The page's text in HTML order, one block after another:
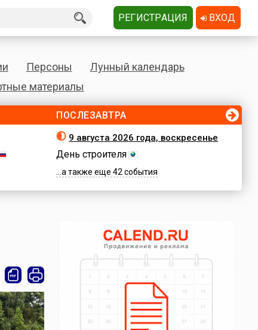
Персоны
Лунный календарь
материалы
ПОСЛЕЗАВТРА
9 августа 2026 года, воскресенье
День строителя
...а также еще 42 события
РЕГИСТРАЦИЯ ВХОД